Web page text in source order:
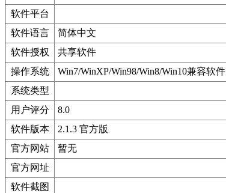
软件平台
软件语言
简体中文
软件授权
共享软件
操作系统
Win7/WinXP/Win98/Win8/Win10兼容软件
系统类型
用户评分
8.0
软件版本
2.1.3 官方版
官方网站
暂无
官方网址
软件截图